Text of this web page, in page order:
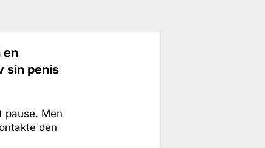
en
sin penis
pause. Men
den